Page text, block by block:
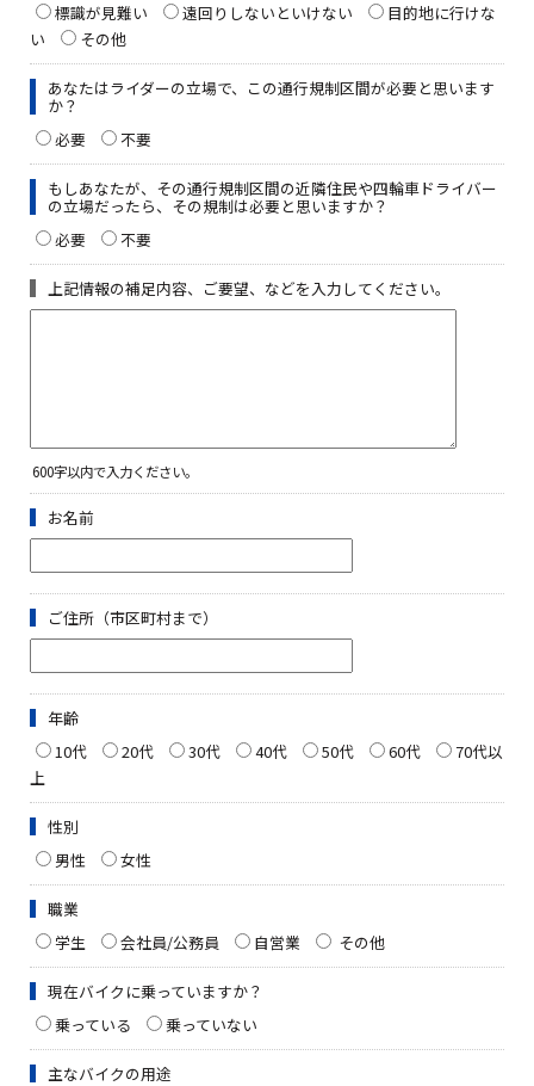
標識が見難い
遠回りしないといけない
目的地に行けな
い
その他
あなたはライダーの立場で、この通行規制区間が必要と思います
か？
必要
不要
もしあなたが、その通行規制区間の近隣住民や四輪車ドライバー
の立場だったら、その規制は必要と思いますか？
必要
不要
上記情報の補足内容、ご要望、などを入力してください。
600字以内で入力ください。
お名前
ご住所（市区町村まで）
年齢
10代
20代 30代 40代 50代 60代
70代以
上
性別
男性
女性
職業
学生
会社員/公務員 自営業 その他
現在バイクに乗っていますか？
乗っている
乗っていない
主なバイクの用途